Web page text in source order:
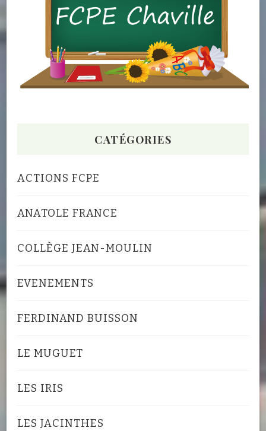
CATÉGORIES
ACTIONS FCPE
ANATOLE FRANCE
COLLÈGE JEAN-MOULIN
EVENEMENTS
FERDINAND BUISSON
LE MUGUET
LES IRIS
LES JACINTHES